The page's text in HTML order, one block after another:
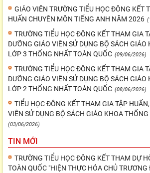
GIÁO VIÊN TRƯỜNG TIỂU HỌC ĐÔNG KẾT
HUẤN CHUYÊN MÔN TIẾNG ANH NĂM 2026
TRƯỜNG TIỂU HỌC ĐÔNG KẾT THAM GIA
DƯỠNG GIÁO VIÊN SỬ DỤNG BỘ SÁCH
LỚP 3 THỐNG NHẤT TOÀN QUỐC (09/06/2026)
TRƯỜNG TIỂU HỌC ĐÔNG KẾT THAM GIA
DƯỠNG GIÁO VIÊN SỬ DỤNG BỘ SÁCH
LỚP 2 THỐNG NHẤT TOÀN QUỐC (08/06/2026)
TIỂU HỌC ĐÔNG KẾT THAM GIA TẬP
VIÊN SỬ DỤNG BỘ SÁCH GIÁO KHOA
(03/06/2026)
TIN MỚI
TRƯỜNG TIỂU HỌC ĐÔNG KẾT THAM DỰ
TOÀN QUỐC "HIỆN THỰC HÓA CHỦ